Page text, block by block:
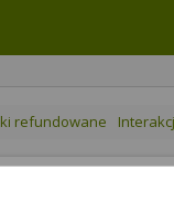
refundowane